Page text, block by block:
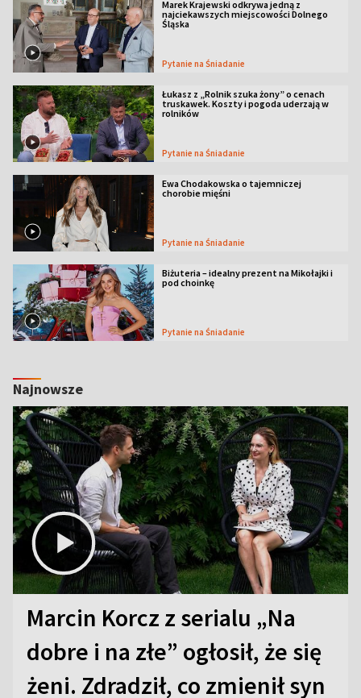
Marek Krajewski odkrywa jedną z
najciekawszych miejscowości Dolnego
Śląska
Pytanie na Śniadanie
Łukasz z „Rolnik szuka żony” o cenach
truskawek. Koszty i pogoda uderzają w
rolników
Pytanie na Śniadanie
Ewa Chodakowska o tajemniczej
chorobie mięśni
Pytanie na Śniadanie
Biżuteria – idealny prezent na Mikołajki i
pod choinkę
Pytanie na Śniadanie
Najnowsze
Marcin Korcz z serialu „Na
dobre i na złe” ogłosił, że się
żeni. Zdradził, co zmienił syn